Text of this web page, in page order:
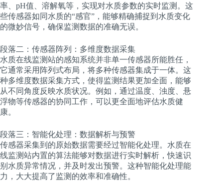
率、pH值、溶解氧等，实现对水质参数的实时监测。这
些传感器如同水质的“感官”，能够精确捕捉到水质变化
的微妙信号，确保监测数据的准确无误。
段落二：传感器阵列：多维度数据采集
水质在线监测站的感知系统并非单一传感器所能胜任，
它通常采用阵列式布局，将多种传感器集成于一体。这
种多维度数据采集方式，使得监测结果更加全面，能够
从不同角度反映水质状况。例如，通过温度、浊度、悬
浮物等传感器的协同工作，可以更全面地评估水质健
康。
段落三：智能化处理：数据解析与预警
传感器采集到的原始数据需要经过智能化处理。水质在
线监测站内置的算法能够对数据进行实时解析，快速识
别水质异常情况，并及时发出预警。这种智能化处理能
力，大大提高了监测的效率和准确性。